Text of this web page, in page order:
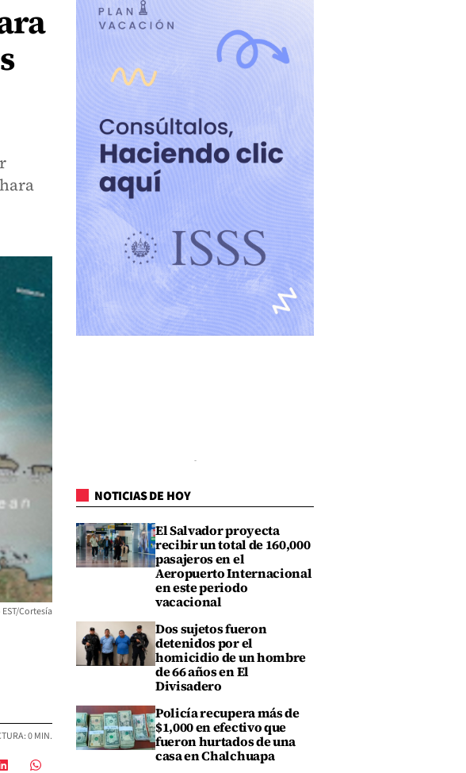
Cortesía
0 MIN.
NOTICIAS DE HOY
El Salvador proyecta
recibir un total de 160,000
pasajeros en el
Aeropuerto Internacional
en este periodo
vacacional
Dos sujetos fueron
detenidos por el
homicidio de un hombre
de 66 años en El
Divisadero
Policía recupera más de
$1,000 en efectivo que
fueron hurtados de una
casa en Chalchuapa